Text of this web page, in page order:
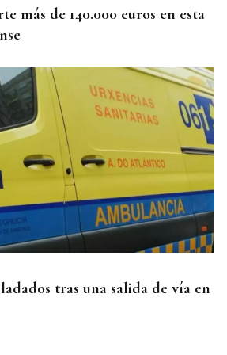
más de 140.000 euros en esta
tras una salida de vía en